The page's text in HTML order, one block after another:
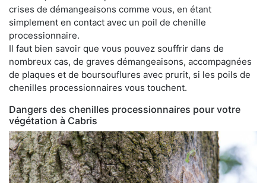
crises de démangeaisons comme vous, en étant
simplement en contact avec un poil de chenille
processionnaire.
Il faut bien savoir que vous pouvez souffrir dans de
nombreux cas, de graves démangeaisons, accompagnées
de plaques et de boursouflures avec prurit, si les poils de
chenilles processionnaires vous touchent.
Dangers des chenilles processionnaires pour votre
végétation à Cabris